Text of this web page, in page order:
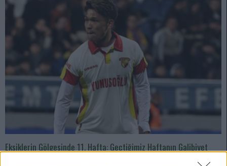
Eksiklerin Gölgesinde 11. Hafta: Geçtiğimiz Haftanın Galibiyet